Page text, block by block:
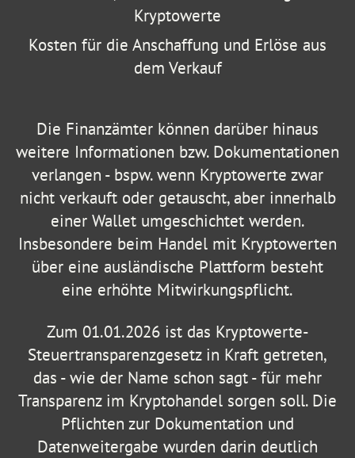
Kryptowerte
Kosten für die Anschaffung und Erlöse aus
dem Verkauf
Die Finanzämter können darüber hinaus
weitere Informationen bzw. Dokumentationen
verlangen - bspw. wenn Kryptowerte zwar
nicht verkauft oder getauscht, aber innerhalb
einer Wallet umgeschichtet werden.
Insbesondere beim Handel mit Kryptowerten
über eine ausländische Plattform besteht
eine erhöhte Mitwirkungspflicht.
Zum 01.01.2026 ist das Kryptowerte-
Steuertransparenzgesetz in Kraft getreten,
das - wie der Name schon sagt - für mehr
Transparenz im Kryptohandel sorgen soll. Die
Pflichten zur Dokumentation und
Datenweitergabe wurden darin deutlich